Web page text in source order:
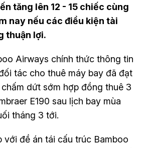
tăng lên 12 - 15 chiếc cùng
nay nếu các điều kiện tài
thuận lợi.
Airways chính thức thông tin
tác cho thuê máy bay đã đạt
dứt sớm hợp đồng thuê 3
E190 sau lịch bay mùa
tháng 3 tới.
với đề án tái cấu trúc Bamboo